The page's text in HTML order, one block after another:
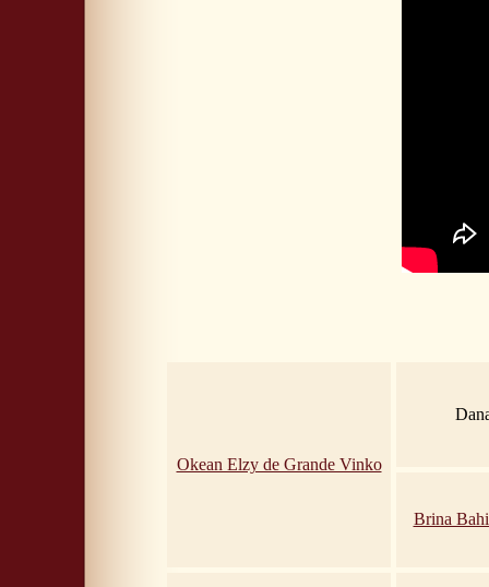
Okean Elzy de Grande Vinko
Brina